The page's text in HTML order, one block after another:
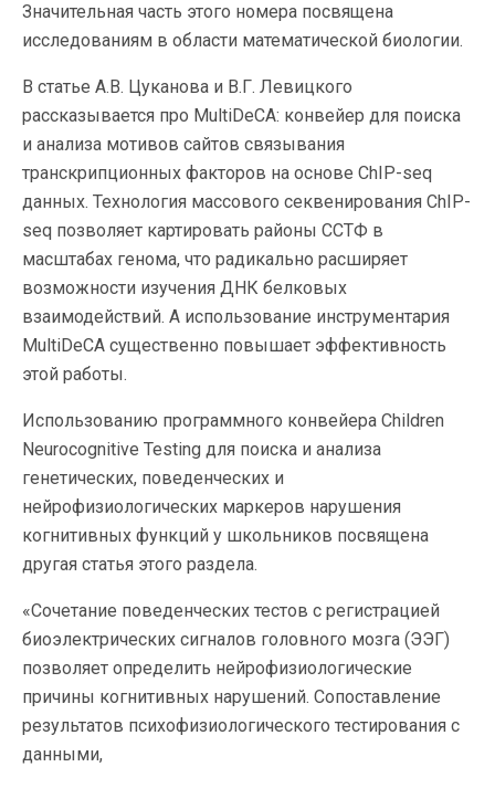
Значительная часть этого номера посвящена
исследованиям в области математической биологии.
В статье А.В. Цуканова и В.Г. Левицкого
рассказывается про MultiDeCA: конвейер для поиска
и анализа мотивов сайтов связывания
транскрипционных факторов на основе ChIP-seq
данных. Технология массового секвенирования ChIP-
seq позволяет картировать районы ССТФ в
масштабах генома, что радикально расширяет
возможности изучения ДНК белковых
взаимодействий. А использование инструментария
MultiDeCA существенно повышает эффективность
этой работы.
Использованию программного конвейера Children
Neurocognitive Testing для поиска и анализа
генетических, поведенческих и
нейрофизиологических маркеров нарушения
когнитивных функций у школьников посвящена
другая статья этого раздела.
«Сочетание поведенческих тестов с регистрацией
биоэлектрических сигналов головного мозга (ЭЭГ)
позволяет определить нейрофизиологические
причины когнитивных нарушений. Сопоставление
результатов психофизиологического тестирования с
данными,